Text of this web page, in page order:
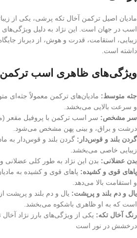
مادیان اصیل ترکمن آخال تکه پرشی، یکی از
اسب در جهان است. این نژاد به دلیل
زیبایی، استقامت، قدرت و هوش، از دیرباز
داشته است.
ویژگی‌های ظاهری اسب ترکمن
جثه متوسط: مادیان‌های ترکمن معمولاً جثه‌ای
و سرعت بالایی می‌بخشد.
سر مشخص: سر اسب ترکمن با پروفیل مقعر
درشت و براق، و بینی پهن مشخص می‌شود.
گردن بلند و قوس‌دار: گردن بلند و قوس‌دار به
زیبایی خاصی می‌بخشد.
بدن عضلانی: بدن این نژاد به طور کلی
پاهای قوی و کشیده: پاهای قوی و کشیده به
و استقامت بالا می‌دهد.
یال و دم بلند و پرپشت: یال و دم بلند و پرپشت
است که به او ظاهری باشکوه می‌بخشد.
رنگ آخال تکه: یکی از ویژگی‌های بارز نژاد
درخشش در نور است